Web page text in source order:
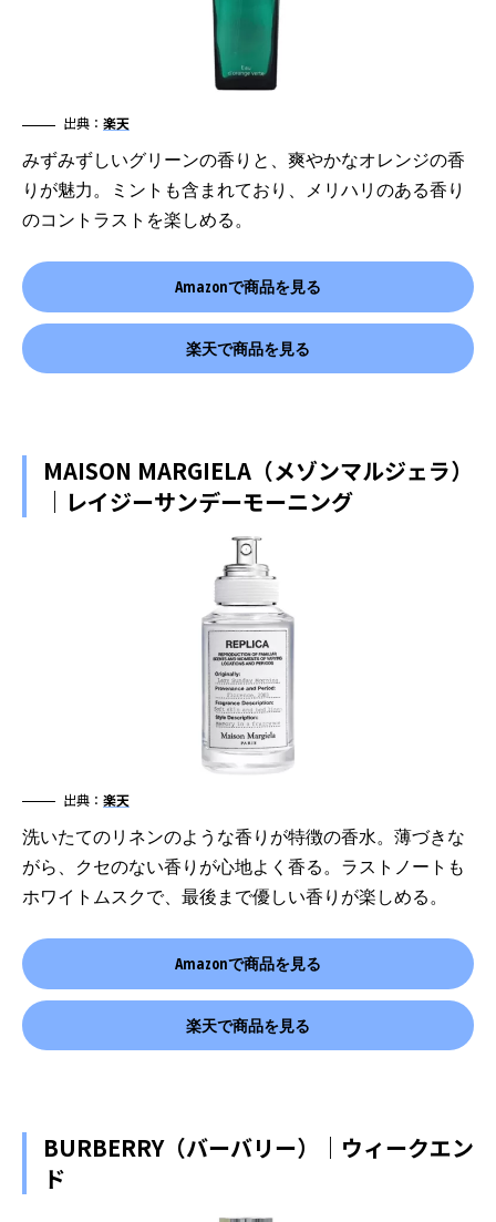
出典： 楽天
みずみずしいグリーンの香りと、爽やかなオレンジの香
りが魅力。ミントも含まれており、メリハリのある香り
のコントラストを楽しめる。
Amazonで商品を見る
楽天で商品を見る
MAISON MARGIELA（メゾンマルジェラ）
｜レイジーサンデーモーニング
出典： 楽天
洗いたてのリネンのような香りが特徴の香水。薄づきな
がら、クセのない香りが心地よく香る。ラストノートも
ホワイトムスクで、最後まで優しい香りが楽しめる。
Amazonで商品を見る
楽天で商品を見る
BURBERRY（バーバリー）｜ウィークエン
ド